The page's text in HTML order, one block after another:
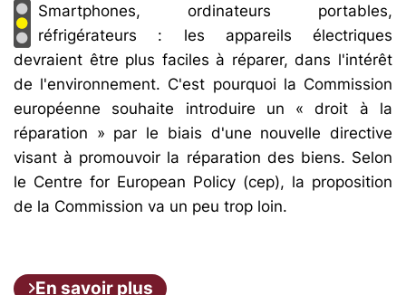
Smartphones, ordinateurs portables,
réfrigérateurs : les appareils électriques
devraient être plus faciles à réparer, dans l'intérêt
de l'environnement. C'est pourquoi la Commission
européenne souhaite introduire un « droit à la
réparation » par le biais d'une nouvelle directive
visant à promouvoir la réparation des biens. Selon
le Centre for European Policy (cep), la proposition
de la Commission va un peu trop loin.
En savoir plus